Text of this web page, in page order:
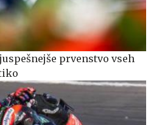
prvenstvo vseh